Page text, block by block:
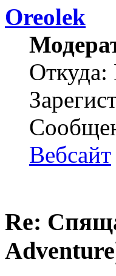
Oreolek
Откуда:
Вебсайт
Re: